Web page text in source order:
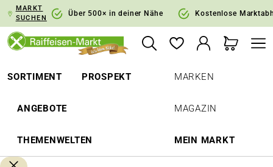
Zur Hauptnavigation springen
MARKT
SUCHEN
Über 500× in deiner Nähe Kostenlose
SORTIMENT PROSPEKT
ANGEBOTE
THEMENWELTEN
MARKEN
MAGAZIN
MEIN MARKT